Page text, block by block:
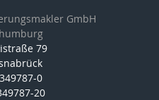
GmbH
79
0
20